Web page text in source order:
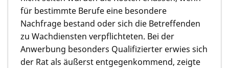
für bestimmte Berufe eine besondere
Nachfrage bestand oder sich die Betreffenden
zu Wachdiensten verpflichteten. Bei der
Anwerbung besonders Qualifizierter erwies sich
der Rat als äußerst entgegenkommend, zeigte